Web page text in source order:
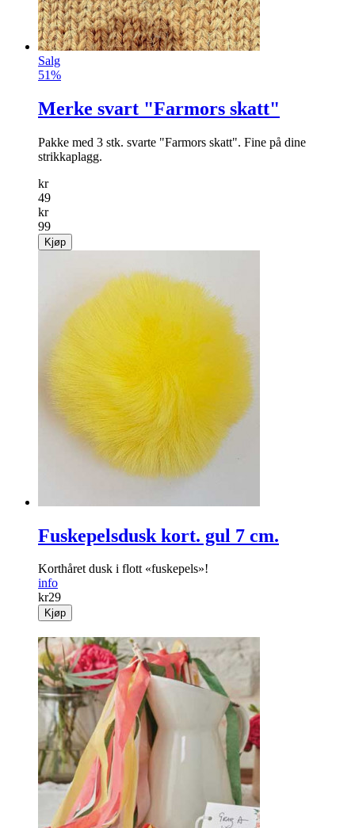
Salg
51%
Merke svart "Farmors skatt"
Pakke med 3 stk. svarte "Farmors skatt". Fine på dine
strikkaplagg.
kr
49
kr
99
Kjøp
Fuskepelsdusk kort. gul 7 cm.
Korthåret dusk i flott «fuskepels»!
info
kr29
Kjøp